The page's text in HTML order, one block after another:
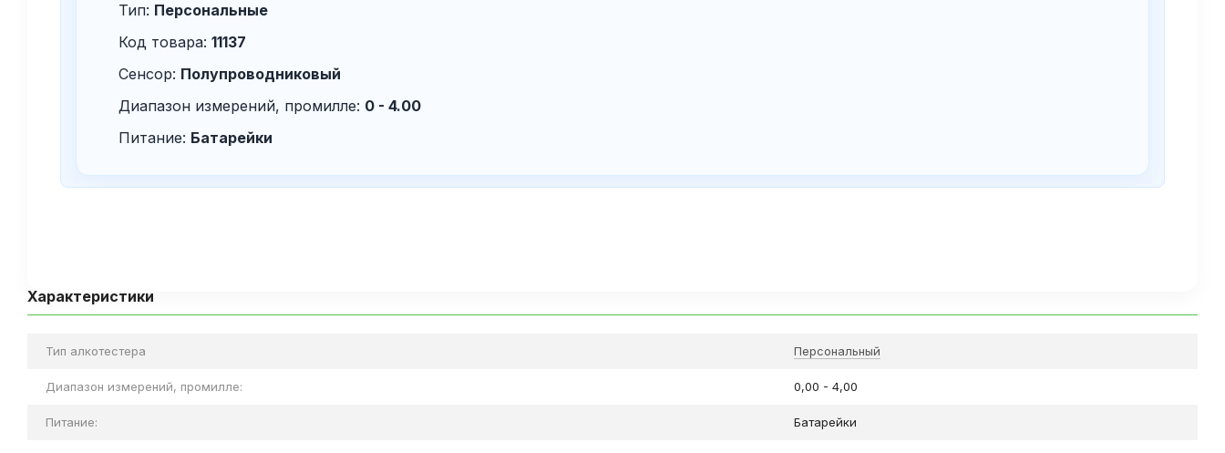
Тип: Персональные
Код товара: 11137
Сенсор: Полупроводниковый
Диапазон измерений, промилле: 0 - 4.00
Питание: Батарейки
Характеристики
Тип алкотестера Персональный
Диапазон измерений, промилле: 0,00 - 4,00
Питание: Батарейки